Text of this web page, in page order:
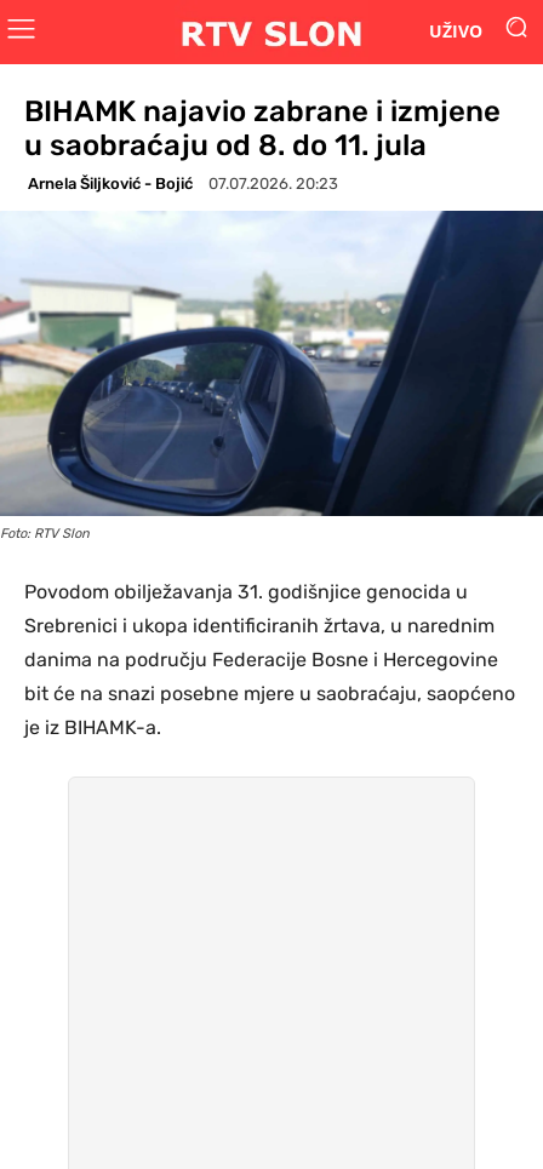
UŽIVO
BIHAMK najavio zabrane i izmjene
u saobraćaju od 8. do 11. jula
Arnela Šiljković - Bojić 07.07.2026. 20:23
Foto: RTV Slon
Povodom obilježavanja 31. godišnjice genocida u
Srebrenici i ukopa identificiranih žrtava, u narednim
danima na području Federacije Bosne i Hercegovine
bit će na snazi posebne mjere u saobraćaju, saopćeno
je iz BIHAMK-a.